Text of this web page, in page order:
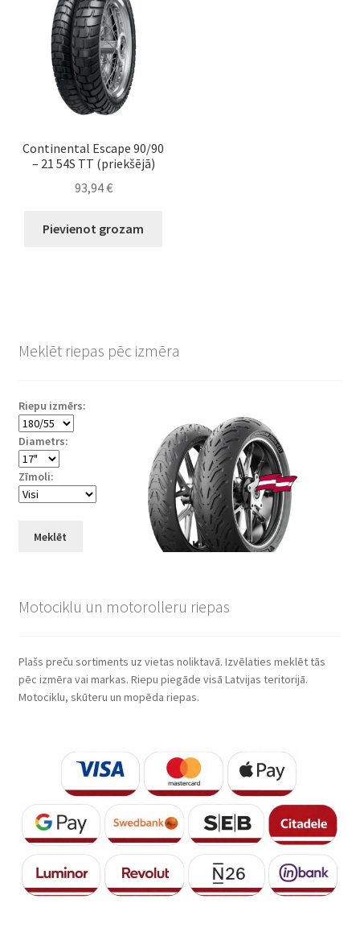
Continental Escape 90/90
– 21 54S TT (priekšējā)
93,94€
Pievienot grozam
Meklēt riepas pēc izmēra
Riepu izmērs:
Diametrs:
Zīmoli:
Meklēt
Motociklu un motorolleru riepas
Plašs preču sortiments uz vietas noliktavā. Izvēlaties meklēt tās
pēc izmēra vai markas. Riepu piegāde visā Latvijas teritorijā.
Motociklu, skūteru un mopēda riepas.